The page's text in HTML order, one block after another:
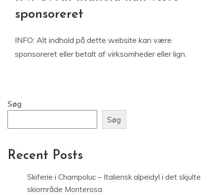
sponsoreret
INFO: Alt indhold på dette website kan være
sponsoreret eller betalt af virksomheder eller lign.
Søg
Søg
Recent Posts
Skiferie i Champoluc – Italiensk alpeidyl i det skjulte
skiområde Monterosa